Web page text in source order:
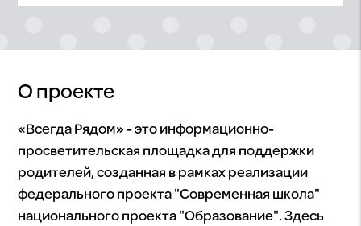
О проекте
«Всегда Рядом» - это информационно-
просветительская площадка для поддержки
родителей, созданная в рамках реализации
федерального проекта "Современная школа"
национального проекта "Образование". Здесь